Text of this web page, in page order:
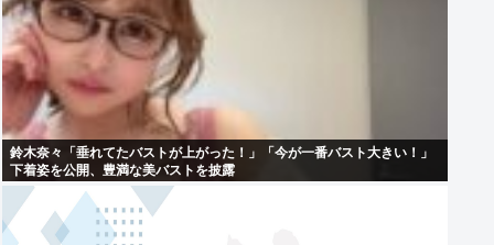
鈴木奈々「垂れてたバストが上がった！」「今が一番バスト大きい！」
下着姿を公開、豊満な美バストを披露